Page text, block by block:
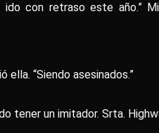
ido con retraso este año.”
ella. “Siendo asesinados.”
tener un imitador. Srta.